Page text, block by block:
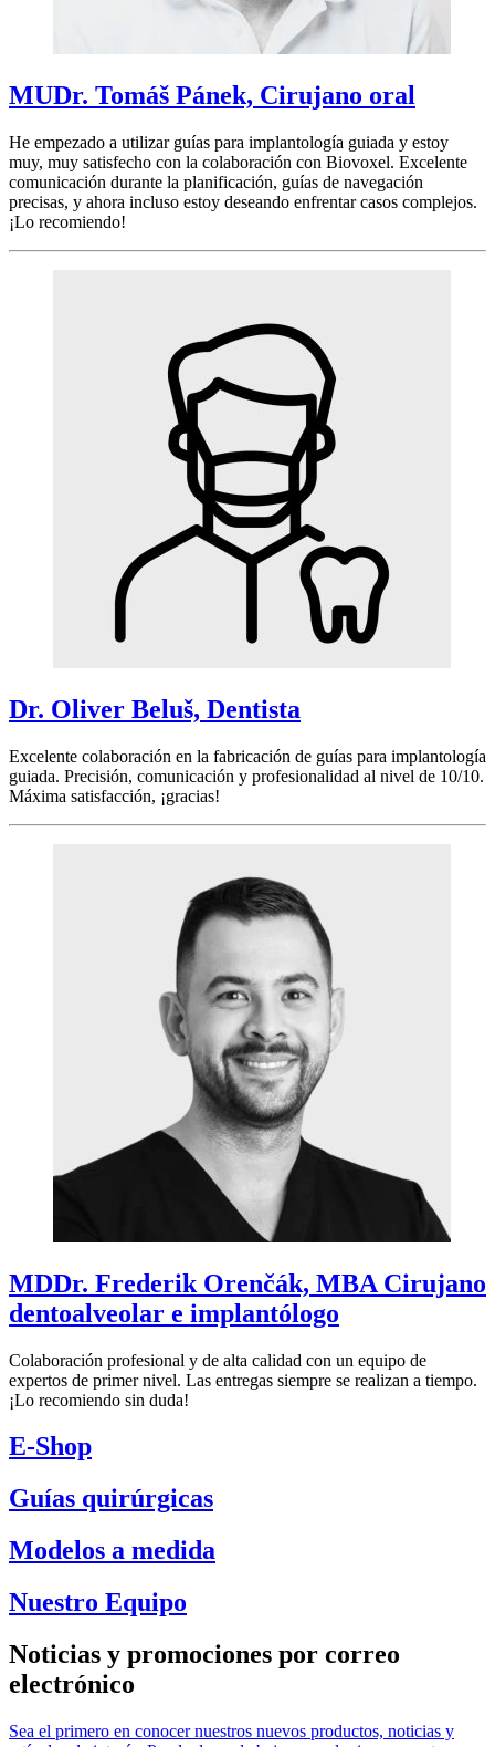
MUDr. Tomáš Pánek, Cirujano oral
He empezado a utilizar guías para implantología guiada y estoy
muy, muy satisfecho con la colaboración con Biovoxel. Excelente
comunicación durante la planificación, guías de navegación
precisas, y ahora incluso estoy deseando enfrentar casos complejos.
¡Lo recomiendo!
Dr. Oliver Beluš, Dentista
Excelente colaboración en la fabricación de guías para implantología
guiada. Precisión, comunicación y profesionalidad al nivel de 10/10.
Máxima satisfacción, ¡gracias!
MDDr. Frederik Orenčák, MBA Cirujano
dentoalveolar e implantólogo
Colaboración profesional y de alta calidad con un equipo de
expertos de primer nivel. Las entregas siempre se realizan a tiempo.
¡Lo recomiendo sin duda!
E-Shop
Guías quirúrgicas
Modelos a medida
Nuestro Equipo
Noticias y promociones por correo
electrónico
Sea el primero en conocer nuestros nuevos productos, noticias y